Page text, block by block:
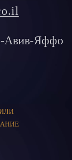
Авив-Яффо